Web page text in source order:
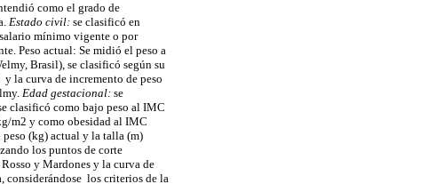
como el grado de
Estado civil: se clasificó en
mínimo vigente o por
Peso actual: Se midió el peso a
Brasil), se clasificó según su
la curva de incremento de peso
Edad gestacional: se
clasificó como bajo peso al IMC
m2 y como obesidad al IMC
peso (kg) actual y la talla (m)
los puntos de corte
y Mardones y la curva de
considerándose los criterios de la